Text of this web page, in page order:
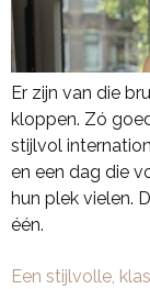
Er zijn van die
kloppen. Zó
stijlvol
en een dag die
hun plek vielen.
één.
Een stijlvolle,